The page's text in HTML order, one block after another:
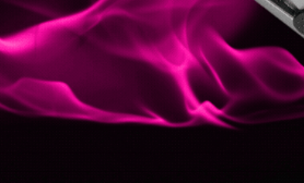
constructie